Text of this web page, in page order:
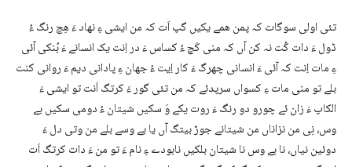
تئی اولی سوگات کہ پمن ھمے یکیں گپ اَت کہ من ایشی ءِ نھاد ءَ ھِچ رنگ ءُ
ڈول ءَ دات کُت نہ کن آں کہ منی کَچ ءُ کساس ءَ در اِنت یک انسانے ءَ بُنکی آئی
ءِ مات اِنت کہ آئی ءَ انسانی چھرگ ءَ کار اِیت ءُ جھان ءِ پادانی دیم ءَ روانی کنت
بلے تو منی مات ءِ کسواں سرپدئے کہ من تئی گور ءَ کرتگ اَنت تو ایشی ءَ
الکاپ ءَ زان ئے چورو دو رنگ ءَ روت یکے وَ سکیں شیتان ءُ دومی سکیں بے
وس، نِی من نزاناں من شیتانے جوڑ بیتگ آں یا بے وسے بلے من وتی دل ءَ
دوئین نیاں، نا بے وس نا شیتان بلکیں نابودے ءِ نام ءَ تو من ءَ دات کرتگ اَت